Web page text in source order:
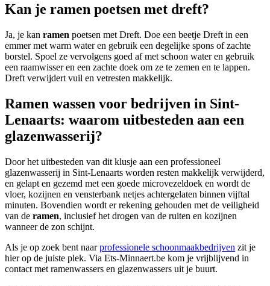
Kan je ramen poetsen met dreft?
Ja, je kan ramen poetsen met Dreft. Doe een beetje Dreft in een
emmer met warm water en gebruik een degelijke spons of zachte
borstel. Spoel ze vervolgens goed af met schoon water en gebruik
een raamwisser en een zachte doek om ze te zemen en te lappen.
Dreft verwijdert vuil en vetresten makkelijk.
Ramen wassen voor bedrijven in Sint-
Lenaarts: waarom uitbesteden aan een
glazenwasserij?
Door het uitbesteden van dit klusje aan een professioneel
glazenwasserij in Sint-Lenaarts worden resten makkelijk verwijderd,
en gelapt en gezemd met een goede microvezeldoek en wordt de
vloer, kozijnen en vensterbank netjes achtergelaten binnen vijftal
minuten. Bovendien wordt er rekening gehouden met de veiligheid
van de ramen, inclusief het drogen van de ruiten en kozijnen
wanneer de zon schijnt.
Als je op zoek bent naarprofessionele schoonmaakbedrijven zit je
hier op de juiste plek. Via Ets-Minnaert.be kom je vrijblijvend in
contact met ramenwassers en glazenwassers uit je buurt.